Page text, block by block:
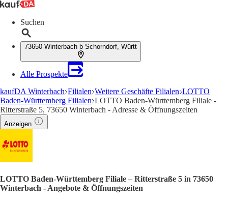
Suchen
73650 Winterbach b Schorndorf, Württ
Alle Prospekte
kaufDA Winterbach Filialen Weitere Geschäfte Filialen LOTTO
Baden-Württemberg Filialen LOTTO Baden-Württemberg Filiale -
Ritterstraße 5, 73650 Winterbach - Adresse & Öffnungszeiten
Anzeigen
LOTTO Baden-Württemberg Filiale – Ritterstraße 5 in 73650
Winterbach - Angebote & Öffnungszeiten